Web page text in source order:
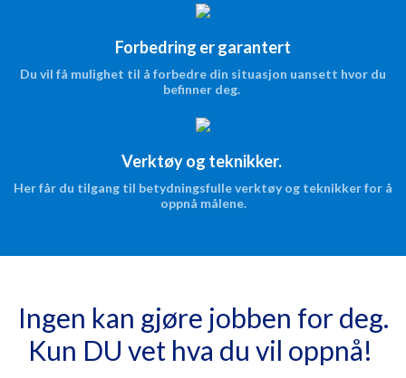
Forbedring er garantert
Du vil få mulighet til å forbedre din situasjon uansett hvor du
befinner deg.
Verktøy og teknikker.
Her får du tilgang til betydningsfulle verktøy og teknikker for å
oppnå målene.
Ingen kan gjøre jobben for deg.
Kun DU vet hva du vil oppnå!